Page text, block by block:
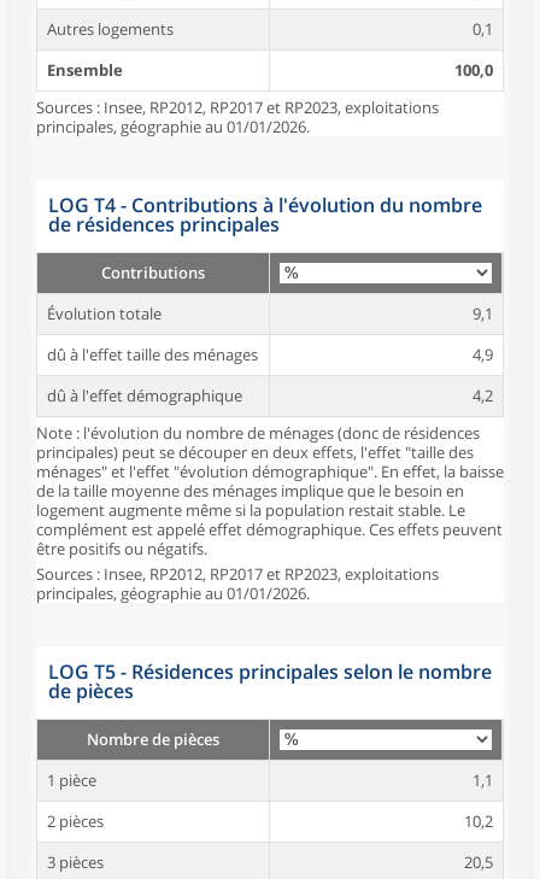
Autres logements
0,1
Ensemble
100,0
Sources : Insee, RP2012, RP2017 et RP2023, exploitations
principales, géographie au 01/01/2026.
LOG T4 - Contributions à l'évolution du nombre
de résidences principales
Contributions
Évolution totale
9,1
dû à l'effet taille des ménages
4,9
dû à l'effet démographique
4,2
Note : l'évolution du nombre de ménages (donc de résidences
principales) peut se découper en deux effets, l'effet "taille des
ménages" et l'effet "évolution démographique". En effet, la baisse
de la taille moyenne des ménages implique que le besoin en
logement augmente même si la population restait stable. Le
complément est appelé effet démographique. Ces effets peuvent
être positifs ou négatifs.
Sources : Insee, RP2012, RP2017 et RP2023, exploitations
principales, géographie au 01/01/2026.
LOG T5 - Résidences principales selon le nombre
de pièces
Nombre de pièces
1 pièce
1,1
2 pièces
10,2
3 pièces
20,5